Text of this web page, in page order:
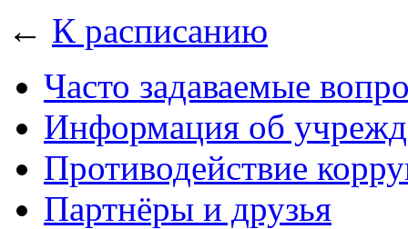
← К расписанию
Часто задаваемые
Информация об
Противодействие
Партнёры и друзья